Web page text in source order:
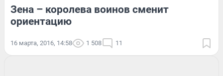
Зена – королева воинов сменит
ориентацию
16 марта, 2016, 14:58 1 508 11